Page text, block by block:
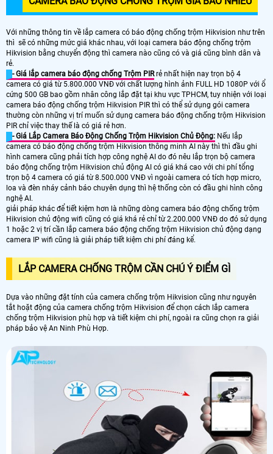
Với những thông tin về lắp camera có báo động chống trộm Hikvision như trên
thì sẽ có những mức giá khác nhau, với loại camera báo động chống trộm
Hikvision bằng chuyển động thì camera nào cũng có và giá cũng bình dân và
rẻ.
- Giá lắp camera báo động chống Trộm PIRrẻ nhất hiện nay trọn bộ 4
camera có giá từ 5.800.000 VNĐ với chất lượng hình ảnh FULL HD 1080P với ổ
cứng 500 GB bao gồm nhân công lắp đặt tại khu vực TPHCM, tuy nhiện với loại
camera báo động chống trộm Hikvision PIR thì có thể sử dụng gói camera
thường còn những vị trí muốn sử dụng camera báo động chống trộm Hikvision
PIR chỉ việc thay thế là có giá rẻ hơn.
- Giá Lắp Camera Báo Động Chống Trộm Hikvision Chủ Động: Nếu lắp
camera có báo động chống trộm Hikvision thông minh AI này thì thì đầu ghi
hình camera cũng phải tích hợp công nghệ AI do đó nêu lắp trọn bộ camera
báo động chống trộm Hikvision chủ động AI có giá khá cao với chi phí tổng
trọn bộ 4 camera có giá từ 8.500.000 VNĐ vì ngoài camera có tích hợp micro,
loa và đèn nháy cảnh báo chuyên dụng thì hệ thống còn có đầu ghi hình công
nghệ AI.
giải pháp khác để tiết kiệm hơn là những dòng camera báo động chống trộm
Hikvision chủ động wifi cũng có giá khá rẻ chỉ từ 2.200.000 VNĐ do đó sử dụng
1 hoặc 2 vị trí cần lắp camera báo động chống trộm Hikvision chủ động dạng
camera IP wifi cũng là giải pháp tiết kiệm chi phí đáng kể.
LẮP CAMERA CHỐNG TRỘM CẦN CHÚ Ý ĐIỂM GÌ
Dựa vào những đặt tính của camera chống trộm Hikvision cũng như nguyên
tắt hoặt động của camera chống trộm Hikvision để chọn cách lắp camera
chống trộm Hikvision phù hợp và tiết kiệm chi phí, ngoài ra cũng chọn ra giải
pháp bảo vệ An Ninh Phù Hợp.